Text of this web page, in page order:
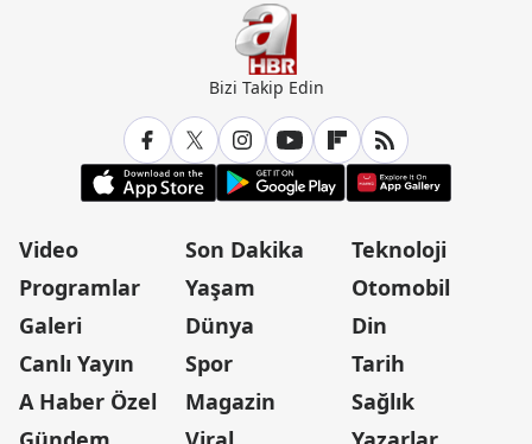
Bizi Takip Edin
Video
Programlar
Galeri
Canlı Yayın
A Haber Özel
Son Dakika
Yaşam
Dünya
Spor
Magazin
Teknoloji
Otomobil
Din
Tarih
Sağlık